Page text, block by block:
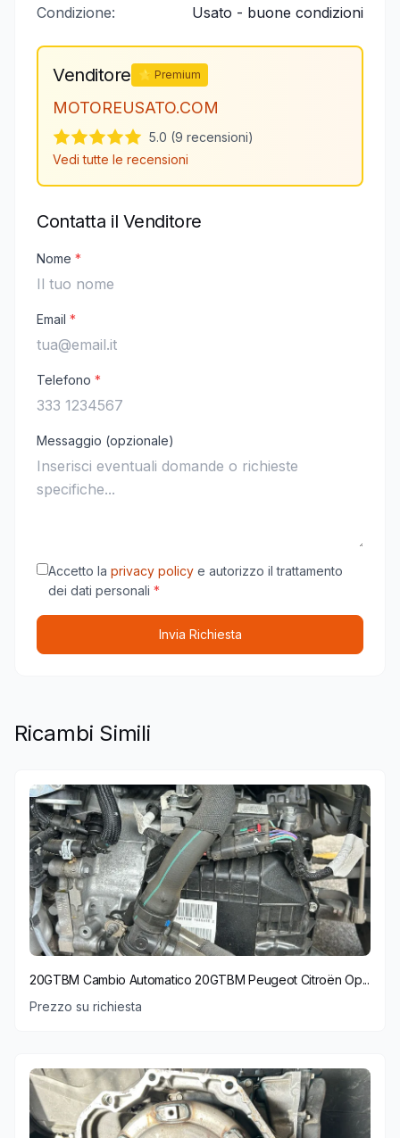
Condizione: Usato - buone condizioni
Venditore ⭐ Premium
MOTOREUSATO.COM
5.0 (9 recensioni)
Vedi tutte le recensioni
Contatta il Venditore
Nome *
Email *
Telefono *
Messaggio (opzionale)
Accetto la privacy policy e autorizzo il trattamento
dei dati personali *
Invia Richiesta
Ricambi Simili
20GTBM Cambio Automatico 20GTBM Peugeot Citroën Op...
Prezzo su richiesta